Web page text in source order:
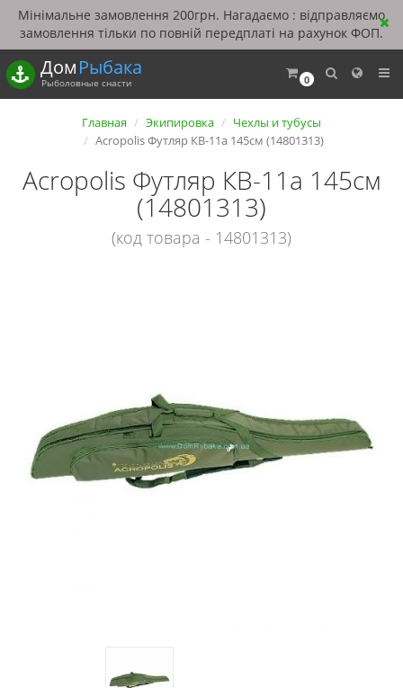
Мінімальне замовлення 200грн. Нагадаємо : відправляємо
замовлення тільки по повній передплаті на рахунок ФОП.
0
ДомРыбака
Рыболовные снасти
Главная Экипировка
Чехлы и тубусы
Acropolis Футляр КВ-11а 145см (14801313)
Acropolis Футляр КВ-11а 145см
(14801313)
(код товара - 14801313)